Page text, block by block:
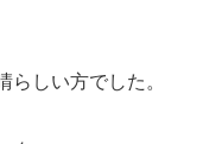
しい方でした。